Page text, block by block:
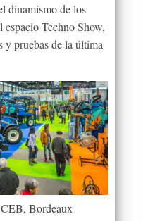
dinamismo de los
espacio Techno Show,
y pruebas de la última
Bordeaux